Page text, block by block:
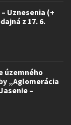
Uznesenia (+
z 17. 6.
územného
„Aglomerácia
–